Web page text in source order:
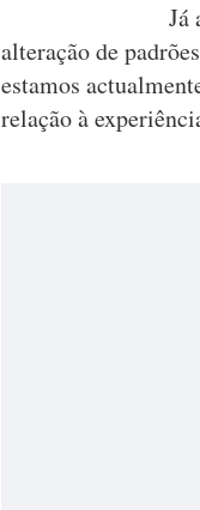
Já
alteração de
estamos
relação à